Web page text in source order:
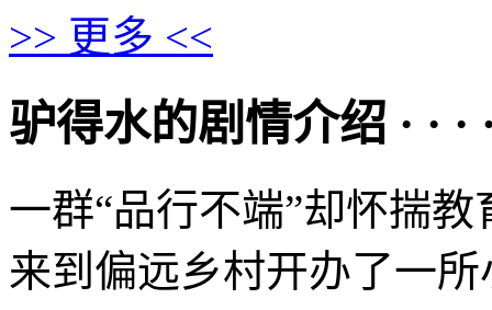
>> 更多 <<
驴得水的剧情介绍 · · ·
一群“品行不端”却怀揣
来到偏远乡村开办了一